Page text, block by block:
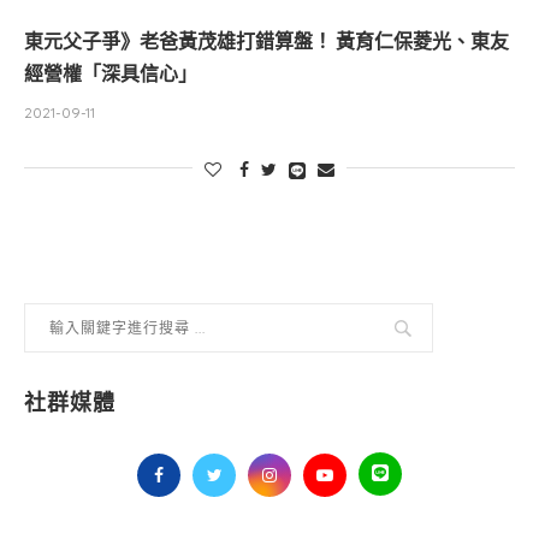
東元父子爭》老爸黃茂雄打錯算盤！ 黃育仁保菱光、東友
經營權「深具信心」
2021-09-11
社群媒體